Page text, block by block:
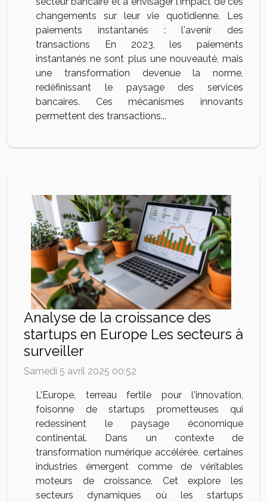
changements sur leur vie quotidienne. Les
paiements instantanés : l'avenir des
transactions En 2023, les paiements
instantanés ne sont plus une nouveauté, mais
une transformation devenue la norme,
redéfinissant le paysage des services
bancaires. Ces mécanismes innovants
permettent des transactions...
Analyse de la croissance des
startups en Europe Les secteurs à
surveiller
Samedi 5 avril 2025 00:52
L'Europe, terreau fertile pour l'innovation,
foisonne de startups prometteuses qui
redessinent le paysage économique
continental. Dans un contexte de
transformation numérique accélérée, certaines
industries émergent comme de véritables
moteurs de croissance. Cet explore les
secteurs dynamiques où les startups